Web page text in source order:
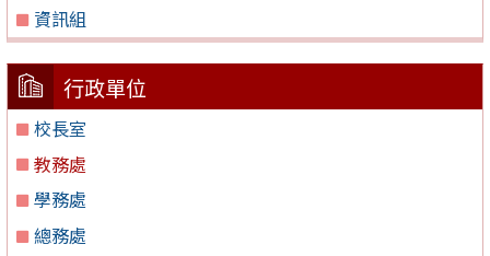
資訊組
行政單位
校長室
教務處
學務處
總務處